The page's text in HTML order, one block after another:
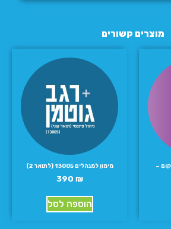
מוצרים קשורים
–
מימון למנהלים 13005 (לתואר 2)
390 ₪
הוספה לסל